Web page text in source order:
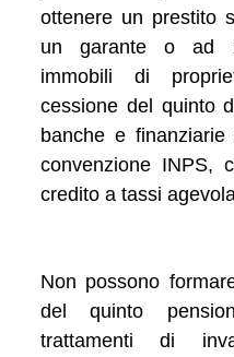
ottenere un prestito
un garante o ad
immobili di
cessione del quinto
banche e
convenzione INPS,
credito a tassi
Non possono
del quinto
trattamenti di